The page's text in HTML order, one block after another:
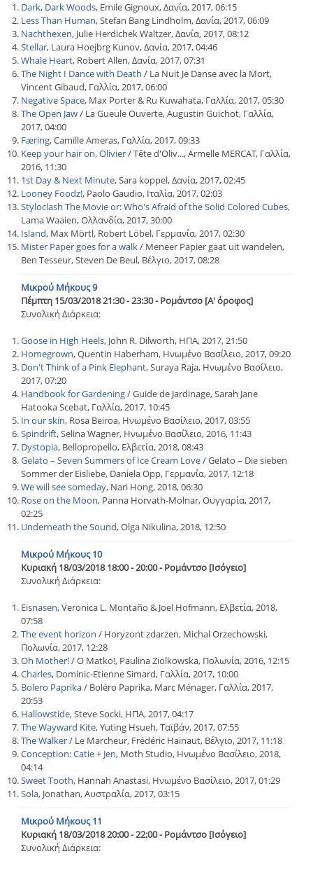
Dark, Dark Woods, Emile Gignoux, Δανία, 2017, 06:15
Less Than Human, Stefan Bang Lindholm, Δανία, 2017, 06:09
Nachthexen, Julie Herdichek Waltzer, Δανία, 2017, 08:12
Stellar, Laura Hoejbrg Kunov, Δανία, 2017, 04:46
Whale Heart, Robert Allen, Δανία, 2017, 07:31
The Night I Dance with Death / La Nuit Je Danse avec la Mort,
Vincent Gibaud, Γαλλία, 2017, 06:00
Negative Space, Max Porter & Ru Kuwahata, Γαλλία, 2017, 05:30
The Open Jaw/ La Gueule Ouverte, Augustin Guichot, Γαλλία,
2017, 04:00
Færing, Camille Ameras, Γαλλία, 2017, 09:33
Keep your hair on, Olivier/ Tête d'Oliv..., Armelle MERCAT, Γαλλία,
2016, 11:30
1st Day & Next Minute, Sara koppel, Δανία, 2017, 02:45
Looney Foodz!, Paolo Gaudio, Ιταλία, 2017, 02:03
Styloclash The Movie or: Who's Afraid of the Solid Colored Cubes,
Lama Waaien, Ολλανδία, 2017, 30:00
Island, Max Mörtl, Robert Löbel, Γερμανία, 2017, 02:30
Mister Paper goes for a walk/ Meneer Papier gaat uit wandelen,
Ben Tesseur, Steven De Beul, Βέλγιο, 2017, 08:28
Μικρού Μήκους 9
Πέμπτη 15/03/2018 21:30 - 23:30 - Ρομάντσο [Α' όροφος]
Συνολική Διάρκεια:
Goose in High Heels, John R. Dilworth, ΗΠΑ, 2017, 21:50
Homegrown, Quentin Haberham, Ηνωμένο Βασίλειο, 2017, 09:20
Don't Think of a Pink Elephant, Suraya Raja, Ηνωμένο Βασίλειο,
2017, 07:20
Handbook for Gardening/ Guide de Jardinage, Sarah Jane
Hatooka Scebat, Γαλλία, 2017, 10:45
In our skin, Rosa Beiroa, Ηνωμένο Βασίλειο, 2017, 03:55
Spindrift, Selina Wagner, Ηνωμένο Βασίλειο, 2016, 11:43
Dystopia, Bellopropello, Ελβετία, 2018, 08:43
Gelato – Seven Summers of Ice Cream Love/ Gelato – Die sieben
Sommer der Eisliebe, Daniela Opp, Γερμανία, 2017, 12:18
We will see someday, Nari Hong, 2018, 06:30
Rose on the Moon, Panna Horvath-Molnar, Ουγγαρία, 2017,
02:25
Underneath the Sound, Olga Nikulina, 2018, 12:50
Μικρού Μήκους 10
Κυριακή 18/03/2018 18:00 - 20:00 - Ρομάντσο [Ισόγειο]
Συνολική Διάρκεια:
Eisnasen, Veronica L. Montaño & Joel Hofmann, Ελβετία, 2018,
07:58
The event horizon / Horyzont zdarzen, Michal Orzechowski,
Πολωνία, 2017, 12:28
Oh Mother!/ O Matko!, Paulina Ziolkowska, Πολωνία, 2016, 12:15
Charles, Dominic-Etienne Simard, Γαλλία, 2017, 10:00
Bolero Paprika/ Boléro Paprika, Marc Ménager, Γαλλία, 2017,
20:53
Hallowstide, Steve Socki, ΗΠΑ, 2017, 04:17
The Wayward Kite, Yuting Hsueh, Ταϊβάν, 2017, 07:55
The Walker/ Le Marcheur, Frédéric Hainaut, Βέλγιο, 2017, 11:18
Conception: Catie + Jen, Moth Studio, Ηνωμένο Βασίλειο, 2018,
04:14
Sweet Tooth, Hannah Anastasi, Ηνωμένο Βασίλειο, 2017, 01:29
Sola, Jonathan, Αυστραλία, 2017, 03:15
Μικρού Μήκους 11
Κυριακή 18/03/2018 20:00 - 22:00 - Ρομάντσο [Ισόγειο]
Συνολική Διάρκεια: